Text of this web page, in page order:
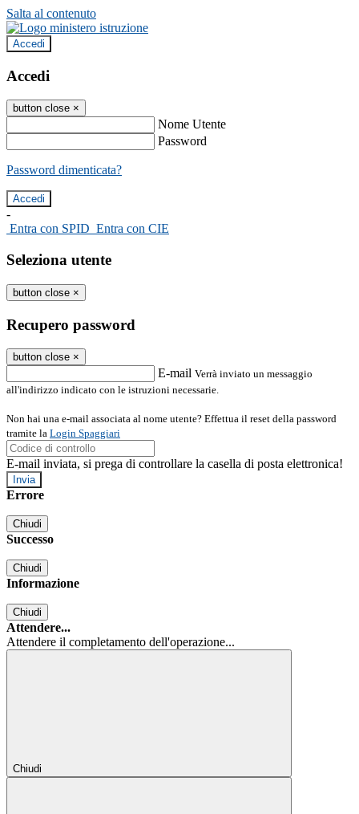
Salta al contenuto
Accedi
Accedi
button close ×
Nome Utente
Password
Password dimenticata?
-
Entra con SPID Entra con CIE
Seleziona utente
button close ×
Recupero password
button close ×
E-mail Verrà inviato un messaggio
all'indirizzo indicato con le istruzioni necessarie.
Non hai una e-mail associata al nome utente? Effettua il reset della password
tramite la Login Spaggiari
E-mail inviata, si prega di controllare la casella di posta elettronica!
Errore
Chiudi
Successo
Chiudi
Informazione
Chiudi
Attendere...
Attendere il completamento dell'operazione...
Chiudi